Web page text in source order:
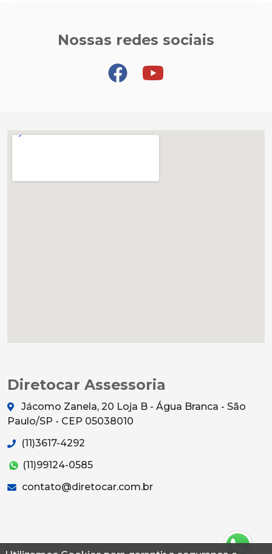
Nossas redes sociais
Diretocar Assessoria
Jácomo Zanela, 20 Loja B - Água Branca - São
Paulo/SP - CEP 05038010
(11)3617-4292
(11)99124-0585
contato@diretocar.com.br